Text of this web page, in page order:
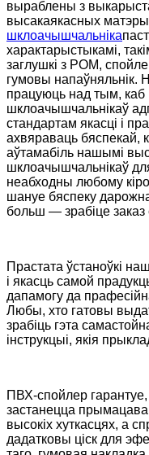
выраблены з
высакаякасных
шклоачышчальніка
характарыстыкамі,
заглушкі з POM,
гумовы напаўняльнік.
працуюць над тым,
шклоачышчальнікаў
стандартам якасці і
ахвяраваць бяспекай,
аўтамабіль нашымі
шклоачышчальнікаў
неабходны любому
шануе бяспеку
больш — зрабіце заказ
Прастата ўстаноўкі
і якасць самой
дапамогу да
Любы, хто гатовы
зрабіць гэта
інструкцыі, якія
ПВХ-спойлер
застанецца
высокіх хуткасцях, а
дадатковы ціск для